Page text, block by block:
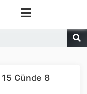
Günde 8